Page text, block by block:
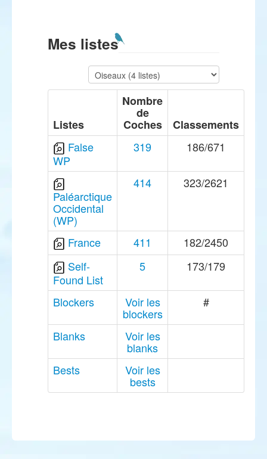
Mes listes
Listes
Nombre
de
Coches
Classements
False
WP
319 186/671
Paléarctique
Occidental
(WP)
414 323/2621
France 411
182/2450
Self-
Found List
5 173/179
Blockers Voir les
blockers
#
Blanks Voir les
blanks
Bests
Voir les
bests